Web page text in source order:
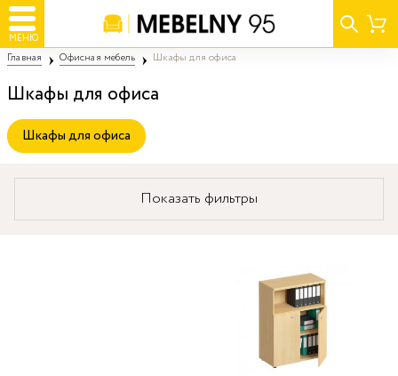
МЕНЮ
Главная Офисная мебель Шкафы для офиса
Шкафы для офиса
Шкафы для офиса
Показать фильтры